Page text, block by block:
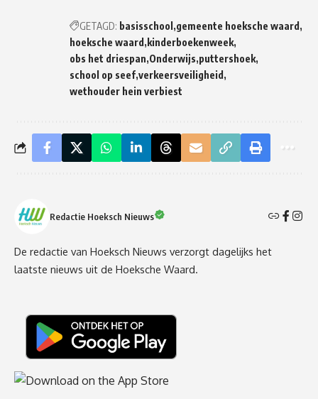
GETAGD: basisschool gemeente hoeksche waard
hoeksche waard kinderboekenweek
obs het driespan Onderwijs puttershoek
school op seef verkeersveiligheid
wethouder hein verbiest
Redactie Hoeksch Nieuws
De redactie van Hoeksch Nieuws verzorgt dagelijks het
laatste nieuws uit de Hoeksche Waard.